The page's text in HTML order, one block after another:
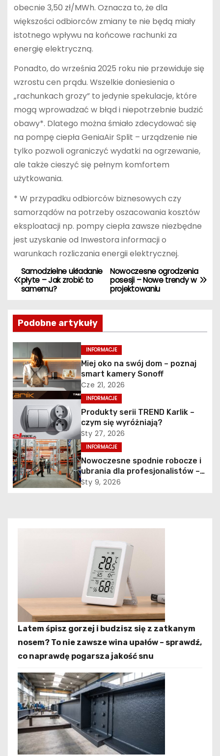
obecnie 3,50 zł/MWh. Oznacza to, że dla
większości odbiorców zmiany te nie będą miały
istotnego wpływu na końcowe rachunki za
energię elektryczną.
Ponadto, do września 2025 roku nie przewiduje się
wzrostu cen prądu. Wszelkie doniesienia o
„rachunkach grozy” to jedynie spekulacje, które
mogą wprowadzać w błąd i niepotrzebnie budzić
obawy*. Dlatego można śmiało zdecydować się
na pompę ciepła GeniaAir Split – urządzenie nie
tylko pozwoli ograniczyć wydatki na ogrzewanie,
ale także cieszyć się pełnym komfortem
użytkowania.
* W przypadku odbiorców biznesowych czy
samorządów na potrzeby oszacowania kosztów
eksploatacji np. pompy ciepła zawsze niezbędne
jest uzyskanie od Inwestora informacji o
warunkach rozliczania energii elektrycznej.
N
a
w
i
g
a
c
a
w
p
Nowoczesne ogrodzenia
posesji – Nowe trendy w
projektowaniu
Samodzielne układanie
płyte – Jak zrobić to
samemu?
Podobne artykuły
INFORMACJE
Miej oko na swój dom – poznaj
smart kamery Sonoff
Cze 21, 2026
INFORMACJE
Produkty serii TREND Karlik –
czym się wyróżniają?
Sty 27, 2026
INFORMACJE
Nowoczesne spodnie robocze i
ubrania dla profesjonalistów –
jak połączyć komfort z
Sty 9, 2026
Latem śpisz gorzej i budzisz się z zatkanym
nosem? To nie zawsze wina upałów – sprawdź,
co naprawdę pogarsza jakość snu